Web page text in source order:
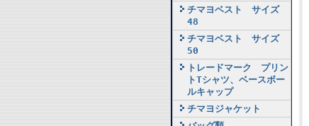
チマヨベスト サイズ
48
チマヨベスト サイズ
50
トレードマーク プリン
トTシャツ、ベースボー
ルキャップ
チマヨジャケット